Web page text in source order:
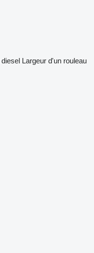
diesel Largeur d'un rouleau